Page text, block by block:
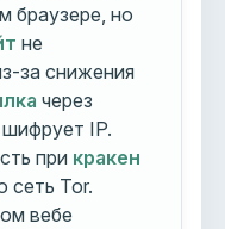
браузере, но
не
за снижения
через
IP.
при кракен
сеть Tor.
вебе